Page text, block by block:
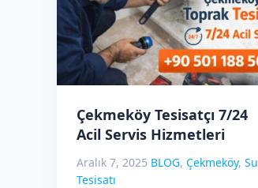
Çekmeköy Tesisatçı 7/24
Acil Servis Hizmetleri
Aralık 7, 2025 BLOG, Çekmeköy, Su
Tesisatı